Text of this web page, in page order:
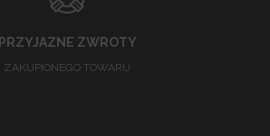
PRZYJAZNE ZWROTY
ZAKUPIONEGO TOWARU